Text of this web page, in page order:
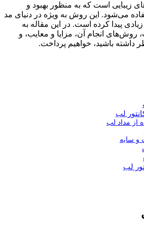
زیبایی است که به منظور بهبود و
می‌شود. این روش به ویژه در دنیای مد
پیدا کرده است. در این مقاله به
روش‌های انجام آن، مزایا و معایب، و
داشته باشید، خواهیم پرداخت.
لب
لب